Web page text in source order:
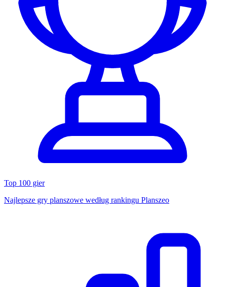
Top 100 gier
Najlepsze gry planszowe według rankingu Planszeo